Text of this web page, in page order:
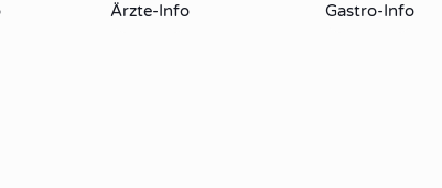
Ärzte-Info Gastro-Info